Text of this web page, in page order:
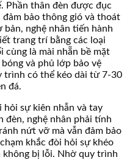
Phần thân đèn được đục
đảm bảo thông gió và thoát
nghệ nhân tiến hành
trang trí bằng các loại
cùng là mài nhẵn bề mặt
và phủ lớp bảo vệ
trình có thể kéo dài từ 7-30
đá.
sự kiên nhẫn và tay
đèn, nghệ nhân phải tính
nứt vỡ mà vẫn đảm bảo
khắc đòi hỏi sự khéo
không bị lỗi. Nhờ quy trình